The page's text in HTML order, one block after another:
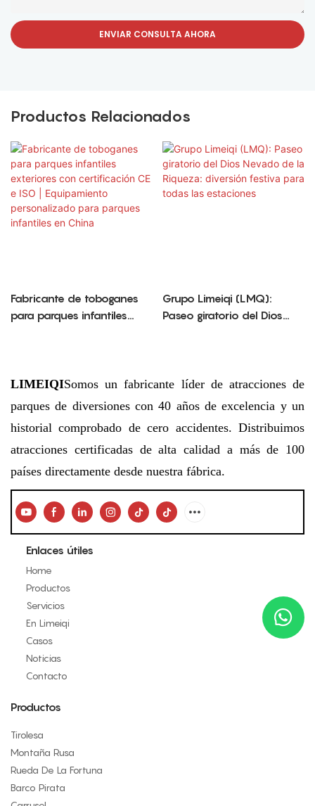
ENVIAR CONSULTA AHORA
Productos Relacionados
Fabricante de toboganes
para parques infantiles
parques infantiles en China
Grupo Limeiqi (LMQ):
Paseo giratorio del Dios
LIMEIQISomos un fabricante líder de atracciones de
parques de diversiones con 40 años de excelencia y un
historial comprobado de cero accidentes. Distribuimos
atracciones certificadas de alta calidad a más de 100
países directamente desde nuestra fábrica.
Enlaces útiles
Home
Productos
Servicios
En Limeiqi
Casos
Noticias
Contacto
Productos
Tirolesa
Montaña Rusa
Rueda De La Fortuna
Barco Pirata